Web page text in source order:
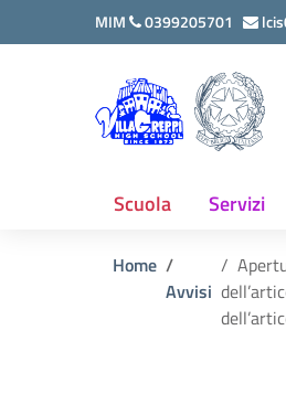
Vai ai contenuti
Vai al menu di navigazione
MIM 0399205701
Scuola Servizi
Home
Avvisi